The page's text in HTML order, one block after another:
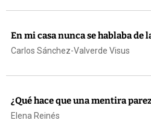
En mi casa nunca se hablaba de
Carlos Sánchez-Valverde Visus
¿Qué hace que una mentira
Elena Reinés